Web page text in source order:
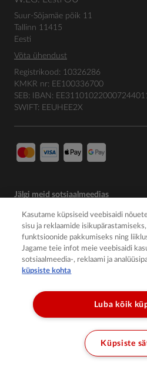
Suur-Sõjamäe põik 11
Tallinn 11415
Eesti
Võta ühendust
Registrikood: 10326286
KMKR nr: EE100336700
SEB: IBAN:
SWIFT: EEUHEE2X
Jälgi meid sotsiaalmeedias
Kasutame küpsiseid veebisaidi
sisu ja reklaamide
funktsioonide pakkumiseks ning
Jagame teie infot meie veebisaidi
sotsiaalmeedia-, reklaami ja
küpsiste kohta
Luba kõik
Küpsiste